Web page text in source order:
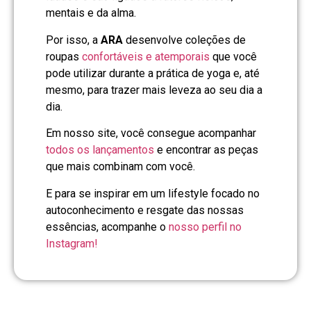
mentais e da alma.
Por isso, a ARA desenvolve coleções de
roupas confortáveis e atemporais que você
pode utilizar durante a prática de yoga e, até
mesmo, para trazer mais leveza ao seu dia a
dia.
Em nosso site, você consegue acompanhar
todos os lançamentos e encontrar as peças
que mais combinam com você.
E para se inspirar em um lifestyle focado no
autoconhecimento e resgate das nossas
essências, acompanhe o nosso perfil no
Instagram!